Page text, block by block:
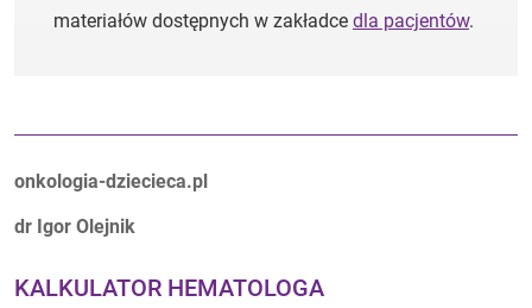
materiałów dostępnych w zakładce dla pacjentów.
Autorzy:
onkologia-dziecieca.pl
dr Igor Olejnik
KALKULATOR HEMATOLOGA